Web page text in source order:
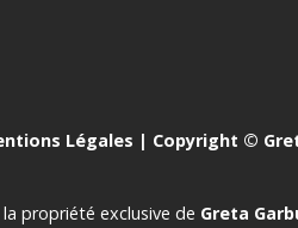
Légales | Copyright ©
propriété exclusive de Greta